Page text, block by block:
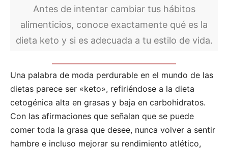
Antes de intentar cambiar tus hábitos
alimenticios, conoce exactamente qué es la
dieta keto y si es adecuada a tu estilo de vida.
Una palabra de moda perdurable en el mundo de las
dietas parece ser «keto», refiriéndose a la dieta
cetogénica alta en grasas y baja en carbohidratos.
Con las afirmaciones que señalan que se puede
comer toda la grasa que desee, nunca volver a sentir
hambre e incluso mejorar su rendimiento atlético,